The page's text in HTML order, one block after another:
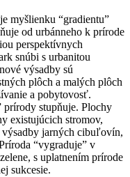
myšlienku “gradientu”
od urbánneho k prírode
perspektívnych
snúbi s urbanitou
výsadby sú
plôch a malých plôch
a pobytovosť.
prírody stupňuje. Plochy
existujúcich stromov,
výsadby jarných cibuľovín,
“vygraduje” v
s uplatnením prírode
sukcesie.